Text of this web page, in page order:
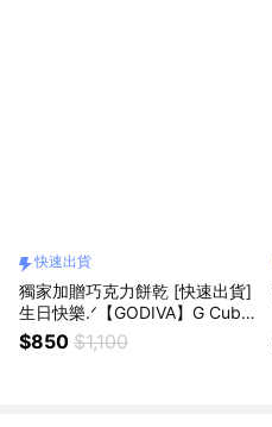
快速出貨
獨家加贈巧克力餅乾 [快速出貨]
生日快樂.ᐟ【GODIVA】G Cube
松露巧克力小貨車鐵盒10顆裝
（粉色／藍色）
$850 $1,100